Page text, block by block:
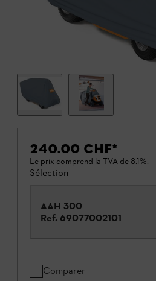
240.00 CHF*
Le prix comprend la TVA de 8.1%.
Sélection
AAH 300
Ref. 69077002101
Comparer